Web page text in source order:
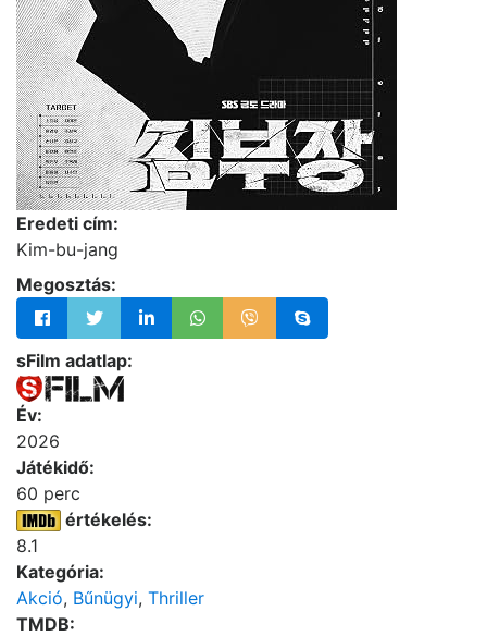
Eredeti cím:
Kim-bu-jang
Megosztás:
sFilm adatlap:
Év:
2026
Játékidő:
60 perc
értékelés:
8.1
Kategória:
Akció, Bűnügyi, Thriller
TMDB: